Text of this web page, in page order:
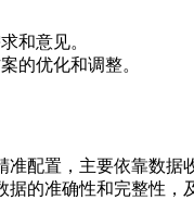
和意见。
的优化和调整。
配置，主要依靠数
的准确性和完整性